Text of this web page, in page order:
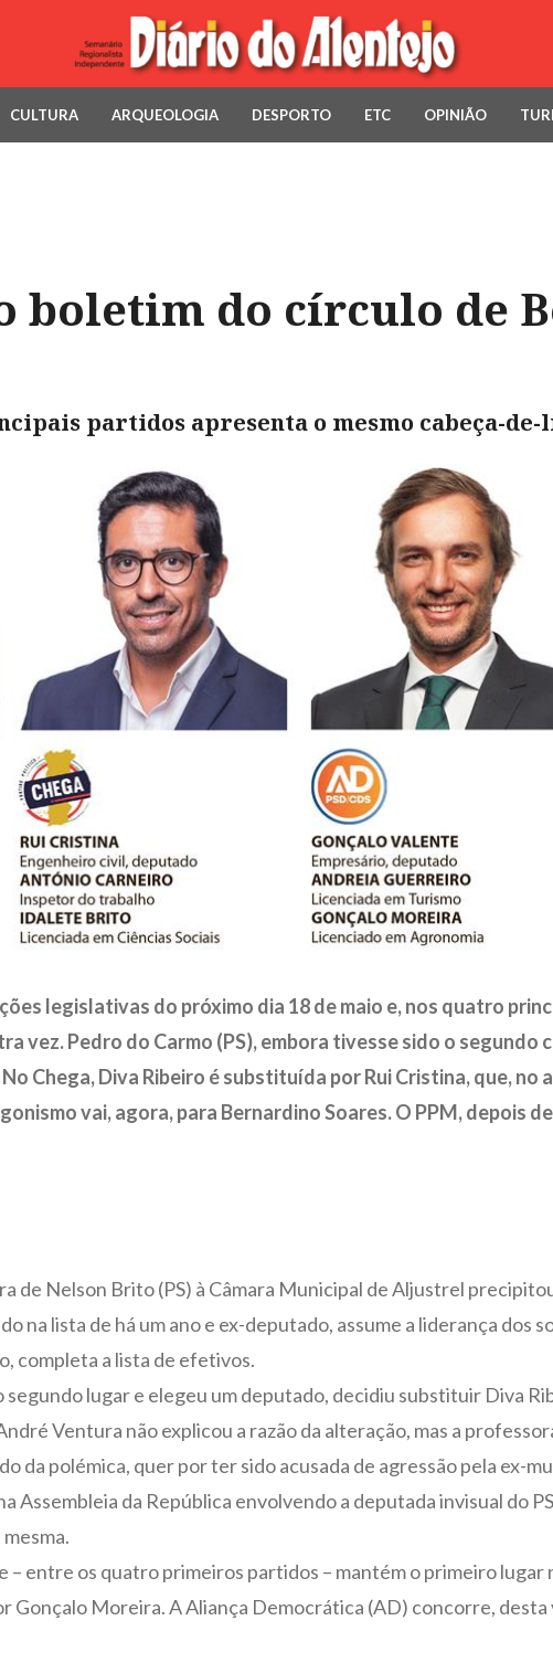
CULTURA ARQUEOLOGIA DESPORTO ETC OPINIÃO
boletim do círculo de
partidos apresenta o mesmo cabeça-
legislativas do próximo dia 18 de maio e, nos quatro
vez. Pedro do Carmo (PS), embora tivesse sido o
Chega, Diva Ribeiro é substituída por Rui Cristina, que,
vai, agora, para Bernardino Soares. O PPM, depois
de Nelson Brito (PS) à Câmara Municipal de Aljustrel
na lista de há um ano e ex-deputado, assume a liderança dos
completa a lista de efetivos.
segundo lugar e elegeu um deputado, decidiu substituir Diva
Ventura não explicou a razão da alteração, mas a
da polémica, quer por ter sido acusada de agressão pela ex-
Assembleia da República envolvendo a deputada invisual do
– entre os quatro primeiros partidos – mantém o primeiro lugar
Gonçalo Moreira. A Aliança Democrática (AD) concorre,